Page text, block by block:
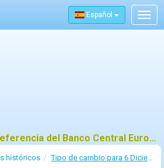
Español
Tipos de cambio de referencia del Banco Central Europeo (BCE) para 6 diciembre 2017
históricos Tipo de cambio para 6 Diciembre 2017